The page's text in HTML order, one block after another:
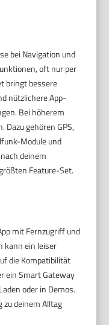
bei Navigation und
oft nur per
bringt bessere
nützlichere App-
Bei höherem
gehören GPS,
Module und
deinem
Feature-Set.
mit Fernzugriff und
kann ein leiser
die Kompatibilität
ein Smart Gateway
oder in Demos.
zu deinem Alltag